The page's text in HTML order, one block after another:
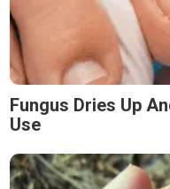
Fungus Dries Up
Use